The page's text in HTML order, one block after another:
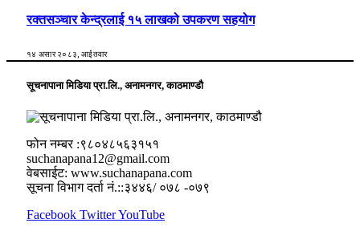
रक्तसञ्चार केन्द्रलाई १५ लाखको उपकरण सहयोग
१४ असार २०८३, आईतवार
सूचनापाना मिडिया प्रा.लि., अनामनगर, काठमाण्डौ
फोन नम्बर :९८०४८५६३१५१
suchanapana12@gmail.com
वेबसाईट: www.suchanapana.com
सूचना विभाग दर्ता नं.::३४४६/ ०७८ -०७९
Facebook TwitterYouTube